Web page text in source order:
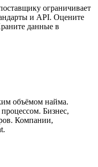
ограничивает
и API. Оцените
данные в
объёмом найма.
Бизнес,
Компании,